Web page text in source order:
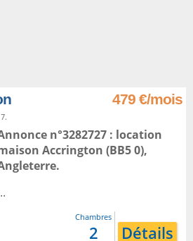
479 €/mois
n°3282727 : location
Accrington (BB5 0),
.
Chambres
2 Détails